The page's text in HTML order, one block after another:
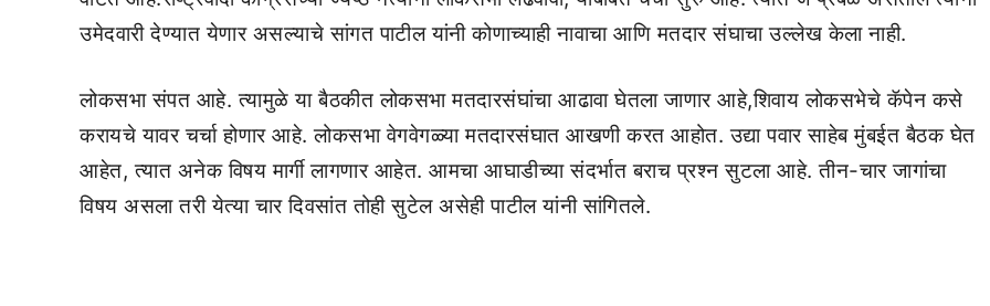
उमेदवारी देण्यात येणार असल्याचे सांगत पाटील यांनी कोणाच्याही नावाचा आणि मतदार संघाचा उल्लेख केला नाही.
लोकसभा संपत आहे. त्यामुळे या बैठकीत लोकसभा मतदारसंघांचा आढावा घेतला जाणार आहे,शिवाय लोकसभेचे कॅपेन कसे
करायचे यावर चर्चा होणार आहे. लोकसभा वेगवेगळ्या मतदारसंघात आखणी करत आहोत. उद्या पवार साहेब मुंबईत बैठक घेत
आहेत, त्यात अनेक विषय मार्गी लागणार आहेत. आमचा आघाडीच्या संदर्भात बराच प्रश्न सुटला आहे. तीन-चार जागांचा
विषय असला तरी येत्या चार दिवसांत तोही सुटेल असेही पाटील यांनी सांगितले.